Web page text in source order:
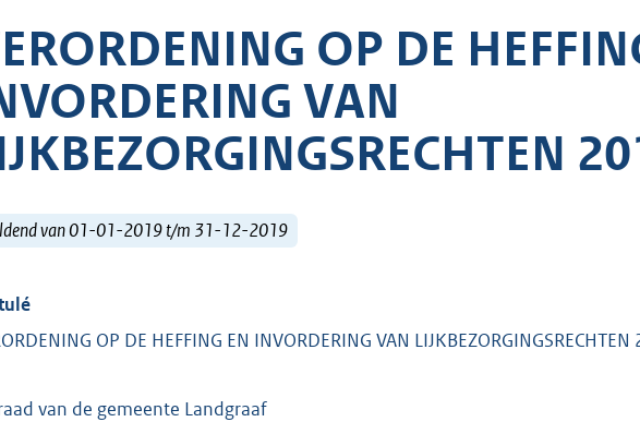
OP DE
VAN
van 01-01-2019 t/m 31-12-2019
OP DE HEFFING EN INVORDERING VAN
van de gemeente Landgraaf